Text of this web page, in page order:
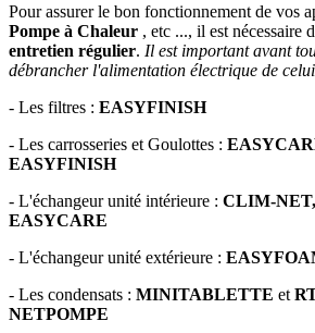
Pour assurer le bon fonctionnement de vos
Pompe à Chaleur , etc ..., il est nécessaire
entretien régulier. Il est important avant
débrancher l'alimentation électrique de
- Les filtres : EASYFINISH
- Les carrosseries et Goulottes :
EASYFINISH
- L'échangeur unité intérieure : CLIM-
EASYCARE
- L'échangeur unité extérieure :
- Les condensats : MINITABLETTE et
NETPOMPE